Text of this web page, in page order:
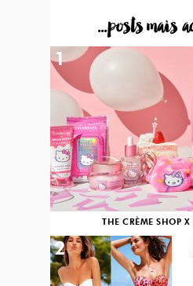
...posts mais
THE CRÈME SHOP
1
2